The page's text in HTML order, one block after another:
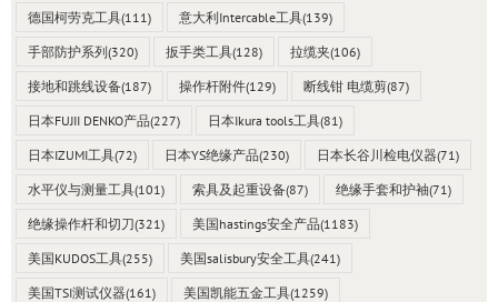
德国柯劳克工具(111) 意大利Intercable工具(139)
手部防护系列(320) 扳手类工具(128) 拉缆夹(106)
接地和跳线设备(187) 操作杆附件(129) 断线钳 电缆剪(87)
日本FUJII DENKO产品(227) 日本Ikura tools工具(81)
日本IZUMI工具(72) 日本YS绝缘产品(230) 日本长谷川检电仪器(71)
水平仪与测量工具(101) 索具及起重设备(87) 绝缘手套和护袖(71)
绝缘操作杆和切刀(321) 美国hastings安全产品(1183)
美国KUDOS工具(255) 美国salisbury安全工具(241)
美国TSI测试仪器(161) 美国凯能五金工具(1259)